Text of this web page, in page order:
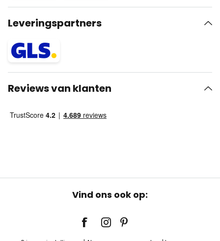
Leveringspartners
Reviews van klanten
Vind ons ook op: